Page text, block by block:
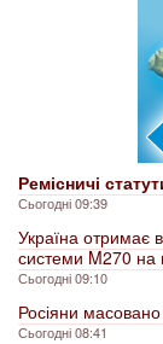
Ремісничі
Сьогодні 09:39
Україна отримає
системи M270
Сьогодні 09:10
Росіяни
Сьогодні 08:41